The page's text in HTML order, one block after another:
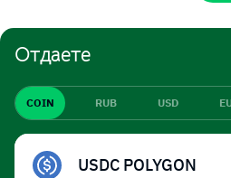
Отдаете
COIN RUB USD
USDC POLYGON